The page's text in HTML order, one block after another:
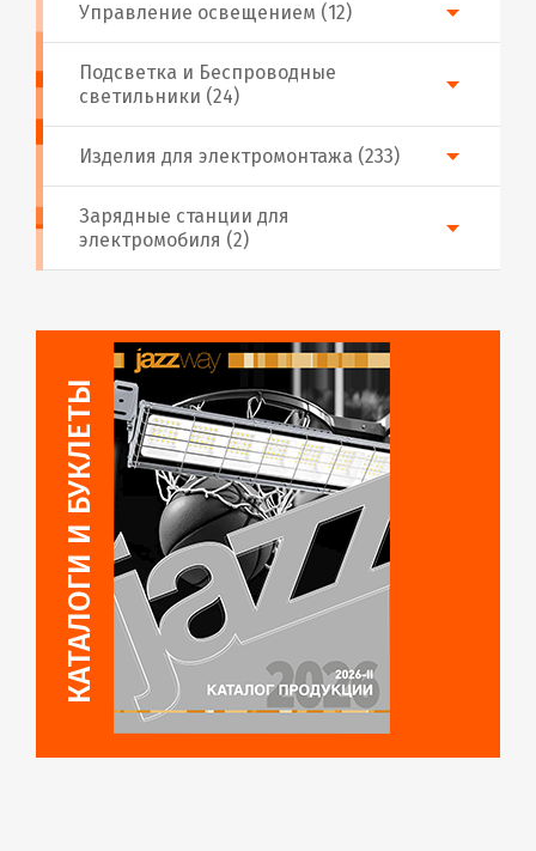
Подсветка и Беспроводные
светильники (24)
Изделия для электромонтажа (233)
Управление освещением (12)
Зарядные станции для
электромобиля (2)